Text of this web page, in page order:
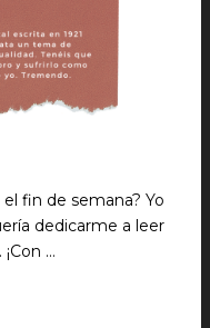
fin de semana? Yo
dedicarme a leer
…